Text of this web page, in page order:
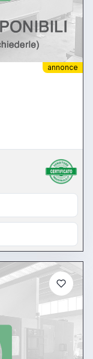
annonce